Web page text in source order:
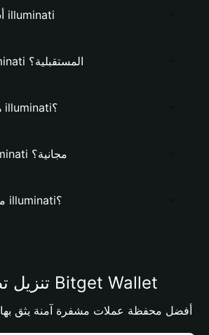
أسباب تميز عملة illuminati
ما إمكانات illuminati المستقبلية؟
هل سيرتفع سعر illuminati؟
هل محفظة illuminati مجانية؟
ما هي قيمة عملة illuminati؟
تنزيل تطبيق محفظة Bitget Wallet
أفضل محفظة عملات مشفرة آمنة يثق بها 40 مليون مستخدم